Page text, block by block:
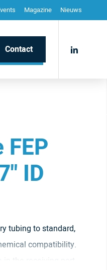
Magazine Nieuws
Contact
ID
tubing to standard,
compatibility.
the receiving port